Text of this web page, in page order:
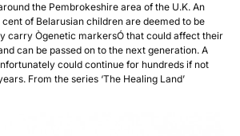
the Pembrokeshire area of the U.K. An
of Belarusian children are deemed to be
carry Ògenetic markersÓ that could affect their
can be passed on to the next generation. A
could continue for hundreds if not
From the series ‘The Healing Land’